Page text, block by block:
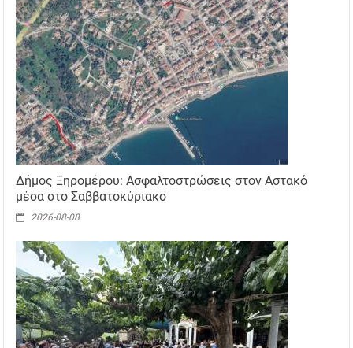
Δήμος Ξηρομέρου: Ασφαλτοστρώσεις στον Αστακό
μέσα στο Σαββατοκύριακο
2026-08-08